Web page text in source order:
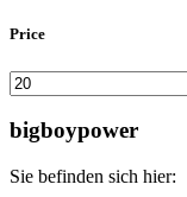
Price
Min.
Preis
bigboypower
Sie befinden sich hier: